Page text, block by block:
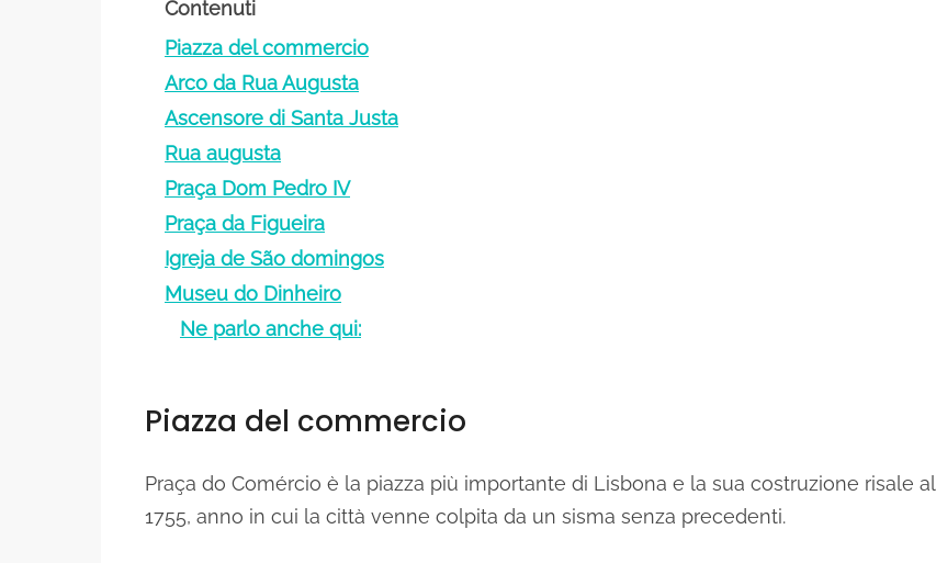
Contenuti
Piazza del commercio
Arco da Rua Augusta
Ascensore di Santa Justa
Rua augusta
Praça Dom Pedro IV
Praça da Figueira
Igreja de São domingos
Museu do Dinheiro
Ne parlo anche qui:
Piazza del commercio
Praça do Comércio è la piazza più importante di Lisbona e la sua costruzione risale al
1755, anno in cui la città venne colpita da un sisma senza precedenti.